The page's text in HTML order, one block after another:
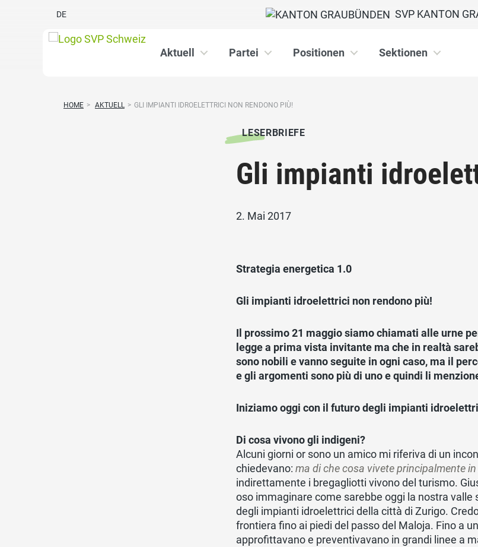
DE SVP KANTON
Aktuell Partei Positionen Sektionen
HOME > AKTUELL > GLI IMPIANTI IDROELETTRICI NON RENDONO PIÙ!
LESERBRIEFE
Gli impianti
2. Mai 2017
Strategia energetica 1.0
Gli impianti idroelettrici non rendono più!
Il prossimo 21 maggio siamo chiamati alle urne
legge a prima vista invitante ma che in realtà
sono nobili e vanno seguite in ogni caso, ma il
e gli argomenti sono più di uno e quindi li
Iniziamo oggi con il futuro degli impianti
Di cosa vivono gli indigeni?
Alcuni giorni or sono un amico mi riferiva di un
chiedevano:ma di che cosa vivete principalmente
indirettamente i bregagliotti vivono del turismo.
oso immaginare come sarebbe oggi la nostra valle
degli impianti idroelettrici della città di Zurigo.
frontiera fino ai piedi del passo del Maloja. Fino a
approfittavano e preventivavano in grandi linee a